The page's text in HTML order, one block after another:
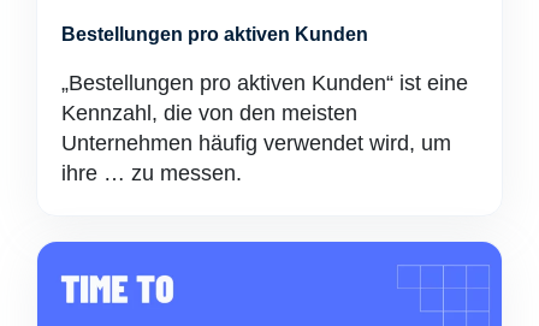
Bestellungen pro aktiven Kunden
„Bestellungen pro aktiven Kunden“ ist eine
Kennzahl, die von den meisten
Unternehmen häufig verwendet wird, um
ihre … zu messen.